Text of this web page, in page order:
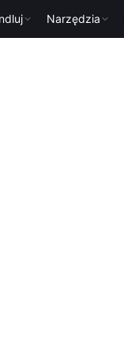
Narzędzia